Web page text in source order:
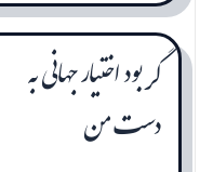
گر بود اختیار جهانی به
دست من